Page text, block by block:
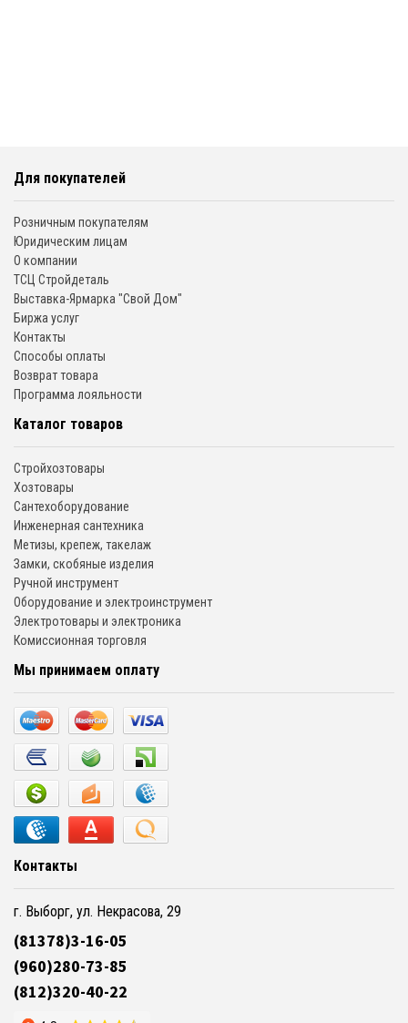
Для покупателей
Розничным покупателям
Юридическим лицам
О компании
ТСЦ Стройдеталь
Выставка-Ярмарка "Свой Дом"
Биржа услуг
Контакты
Способы оплаты
Возврат товара
Программа лояльности
Каталог товаров
Стройхозтовары
Хозтовары
Сантехоборудование
Инженерная сантехника
Метизы, крепеж, такелаж
Замки, скобяные изделия
Ручной инструмент
Оборудование и электроинструмент
Электротовары и электроника
Комиссионная торговля
Мы принимаем оплату
Контакты
г. Выборг, ул. Некрасова, 29
(81378)3-16-05
(960)280-73-85
(812)320-40-22